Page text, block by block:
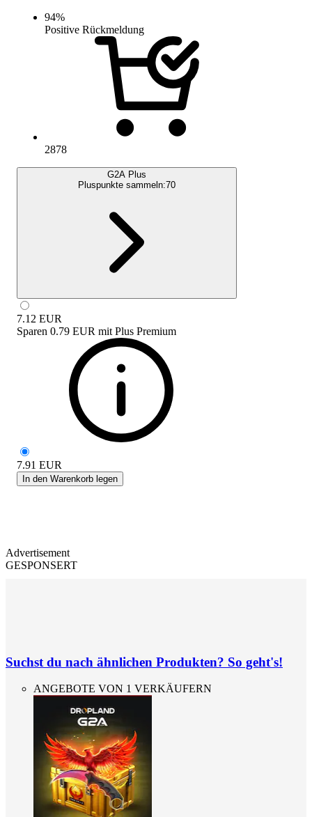
94%
Positive Rückmeldung
2878
G2A Plus
Pluspunkte sammeln:70
7.12 EUR
Sparen 0.79 EUR mit Plus Premium
7.91 EUR
In den Warenkorb legen
Advertisement
GESPONSERT
Suchst du nach ähnlichen Produkten? So geht's!
ANGEBOTE VON 1 VERKÄUFERN